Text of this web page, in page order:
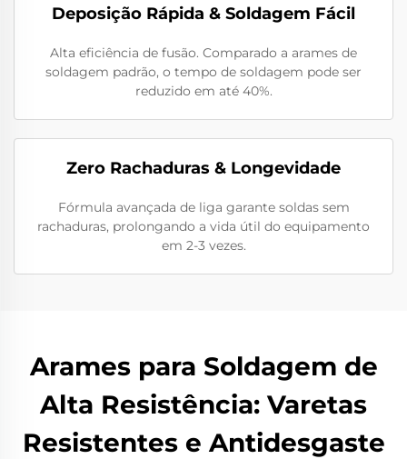
Deposição Rápida & Soldagem Fácil
Alta eficiência de fusão. Comparado a arames de
soldagem padrão, o tempo de soldagem pode ser
reduzido em até 40%.
Zero Rachaduras & Longevidade
Fórmula avançada de liga garante soldas sem
rachaduras, prolongando a vida útil do equipamento
em 2-3 vezes.
Arames para Soldagem de
Alta Resistência: Varetas
Resistentes e Antidesgaste